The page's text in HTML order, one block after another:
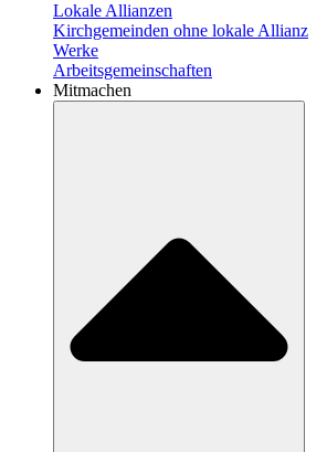
Lokale Allianzen
Kirchgemeinden ohne lokale Allianz
Werke
Arbeitsgemeinschaften
Mitmachen